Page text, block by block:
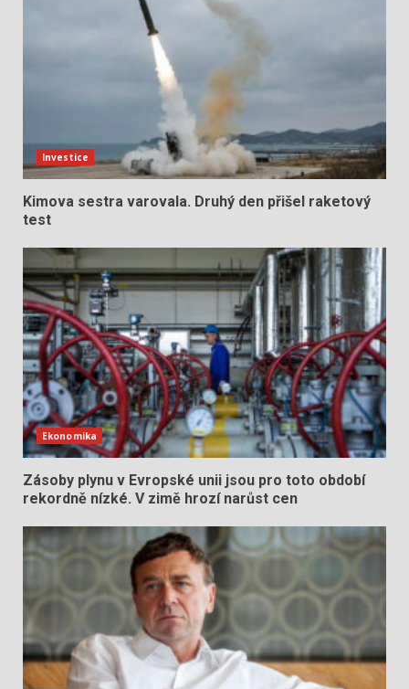
Investice
Kimova sestra varovala. Druhý den přišel raketový
test
Ekonomika
Zásoby plynu v Evropské unii jsou pro toto období
rekordně nízké. V zimě hrozí narůst cen